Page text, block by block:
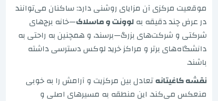
موقعیت مرکزی آن مزایای روشنی دارد: ساکنان می‌توانند
در عرض چند دقیقه بهلوونت و ماسلاک—خانه برج‌های
شرکتی و شرکت‌های بزرگ—برسند، و همچنین به راحتی به
دانشگاه‌های برتر و مراکز خرید لوکس دسترسی داشته
باشند.
نقشه کاغیتانهتعادل بین مرکزیت و آرامش را به خوبی
منعکس می‌کند. این منطقه به مسیرهای اصلی و